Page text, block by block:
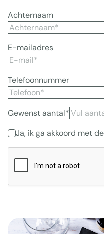
Achternaam
E-mailadres
Telefoonnummer
Gewenst aantal*
Ja, ik ga akkoord met de